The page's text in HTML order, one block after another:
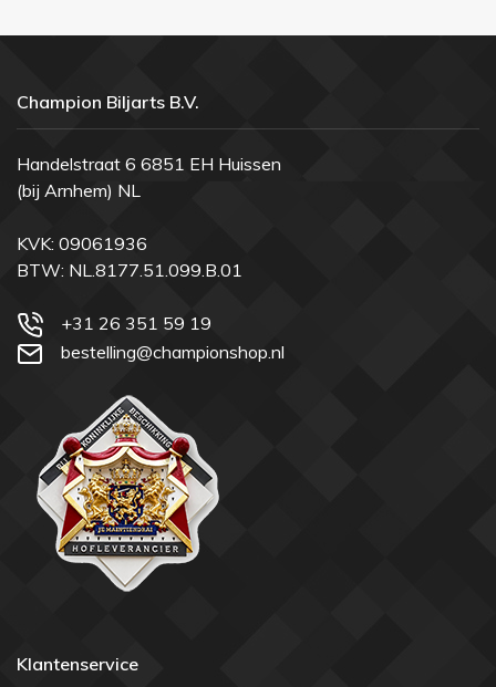
Champion Biljarts B.V.
Handelstraat 6 6851 EH Huissen
(bij Arnhem) NL
KVK: 09061936
BTW: NL.8177.51.099.B.01
+31 26 351 59 19
bestelling@championshop.nl
Klantenservice